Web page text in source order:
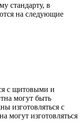
стандарту, в
на следующие
с щитовыми и
могут быть
изготовляться с
изготовляться